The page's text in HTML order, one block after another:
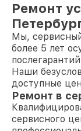
Ремонт
Мы,
более 5 лет
Наши
доступные
Ремонт в
сервисного